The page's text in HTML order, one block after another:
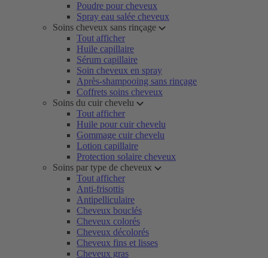
Poudre pour cheveux
Spray eau salée cheveux
Soins cheveux sans rinçage
Tout afficher
Huile capillaire
Sérum capillaire
Soin cheveux en spray
Après-shampooing sans rinçage
Coffrets soins cheveux
Soins du cuir chevelu
Tout afficher
Huile pour cuir chevelu
Gommage cuir chevelu
Lotion capillaire
Protection solaire cheveux
Soins par type de cheveux
Tout afficher
Anti-frisottis
Antipelliculaire
Cheveux bouclés
Cheveux colorés
Cheveux décolorés
Cheveux fins et lisses
Cheveux gras